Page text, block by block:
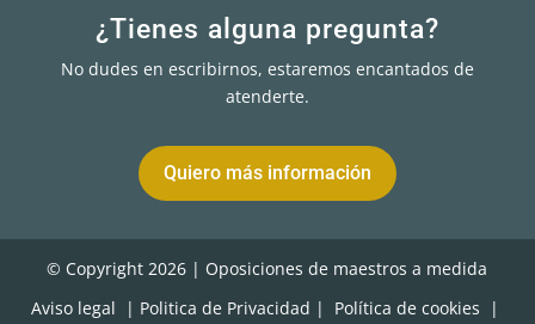
¿Tienes alguna pregunta?
No dudes en escribirnos, estaremos encantados de
atenderte.
Quiero más información
© Copyright 2026 | Oposiciones de maestros a medida
Aviso legal
| Politica de Privacidad | Política de cookies |